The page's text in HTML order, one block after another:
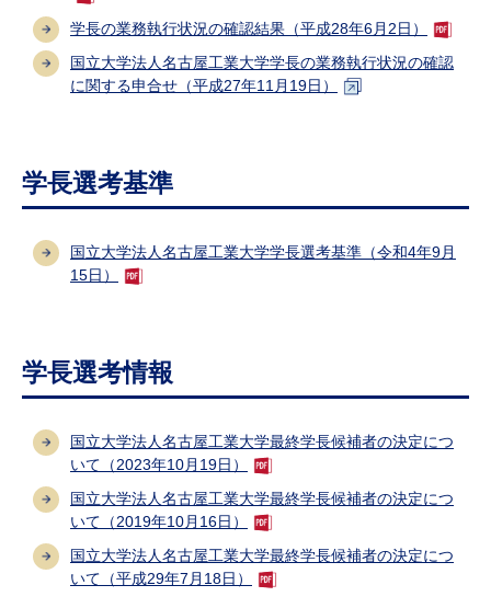
学長の業務執行状況の確認結果（平成28年6月2日）
国立大学法人名古屋工業大学学長の業務執行状況の確認
に関する申合せ（平成27年11月19日）
学長選考基準
国立大学法人名古屋工業大学学長選考基準（令和4年9月
15日）
学長選考情報
国立大学法人名古屋工業大学最終学長候補者の決定につ
いて（2023年10月19日）
国立大学法人名古屋工業大学最終学長候補者の決定につ
いて（2019年10月16日）
国立大学法人名古屋工業大学最終学長候補者の決定につ
いて（平成29年7月18日）